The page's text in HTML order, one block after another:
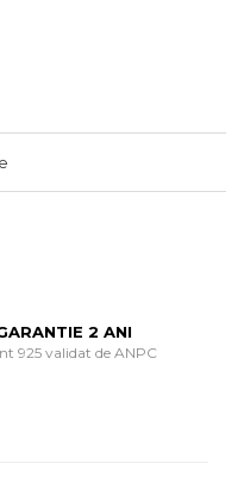
2 ANI
925 validat de ANPC